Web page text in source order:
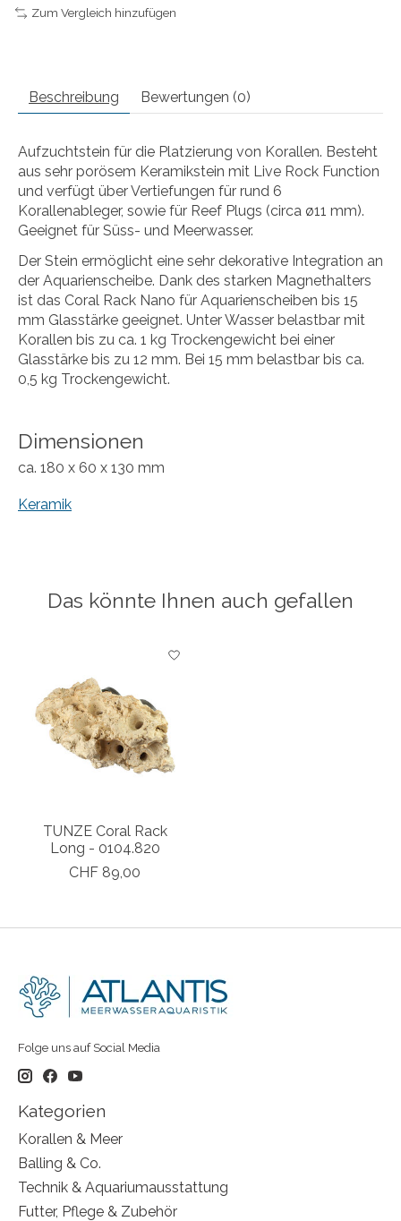
Zum Vergleich hinzufügen
Beschreibung Bewertungen (0)
Aufzuchtstein für die Platzierung von Korallen. Besteht
aus sehr porösem Keramikstein mit Live Rock Function
und verfügt über Vertiefungen für rund 6
Korallenableger, sowie für Reef Plugs (circa ø11 mm).
Geeignet für Süss- und Meerwasser.
Der Stein ermöglicht eine sehr dekorative Integration an
der Aquarienscheibe. Dank des starken Magnethalters
ist das Coral Rack Nano für Aquarienscheiben bis 15
mm Glasstärke geeignet. Unter Wasser belastbar mit
Korallen bis zu ca. 1 kg Trockengewicht bei einer
Glasstärke bis zu 12 mm. Bei 15 mm belastbar bis ca.
0,5 kg Trockengewicht.
Dimensionen
ca. 180 x 60 x 130 mm
Keramik
Das könnte Ihnen auch gefallen
Produkt-Karussell-Artikel
TUNZE Coral Rack
Long - 0104.820
CHF 89,00
Folge uns auf Social Media
Kategorien
Korallen & Meer
Balling & Co.
Technik & Aquariumausstattung
Futter, Pflege & Zubehör